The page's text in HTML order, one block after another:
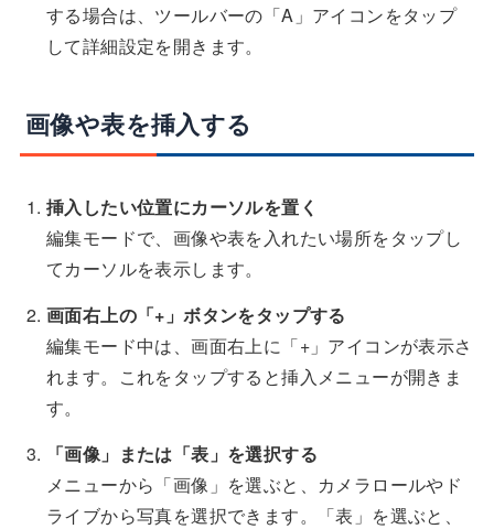
する場合は、ツールバーの「A」アイコンをタップ
して詳細設定を開きます。
画像や表を挿入する
挿入したい位置にカーソルを置く
編集モードで、画像や表を入れたい場所をタップし
てカーソルを表示します。
画面右上の「+」ボタンをタップする
編集モード中は、画面右上に「+」アイコンが表示さ
れます。これをタップすると挿入メニューが開きま
す。
「画像」または「表」を選択する
メニューから「画像」を選ぶと、カメラロールやド
ライブから写真を選択できます。「表」を選ぶと、